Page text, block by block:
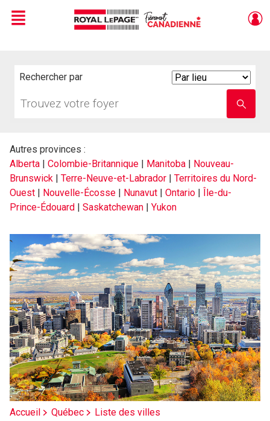
Live
En Direct
Menu
Rechercher par
votre
nom
Autres provinces :
Alberta | Colombie-Britannique | Manitoba | Nouveau-
Brunswick | Terre-Neuve-et-Labrador | Territoires du Nord-
Ouest | Nouvelle-Écosse | Nunavut | Ontario | Île-du-
Prince-Édouard | Saskatchewan | Yukon
Accueil Québec Liste des villes